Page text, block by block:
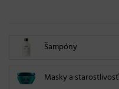
Šampóny
Masky a starostlivosť